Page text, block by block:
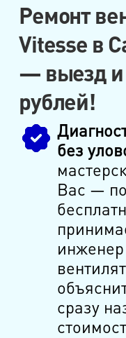
Ремонт
Vitesse в
— выезд и
рублей!
без
Вас —
инженер
сразу